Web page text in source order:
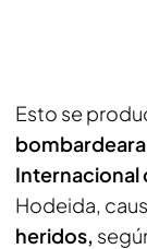
Esto se
bombardeara
Internacional
Hodeida,
heridos,